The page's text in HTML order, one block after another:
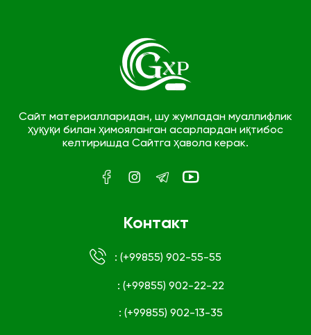
Сайт материалларидан, шу жумладан муаллифлик
ҳуқуқи билан ҳимояланган асарлардан иқтибос
келтиришда Сайтга ҳавола керак.
Контакт
: (+99855) 902-55-55
: (+99855) 902-22-22
: (+99855) 902-13-35